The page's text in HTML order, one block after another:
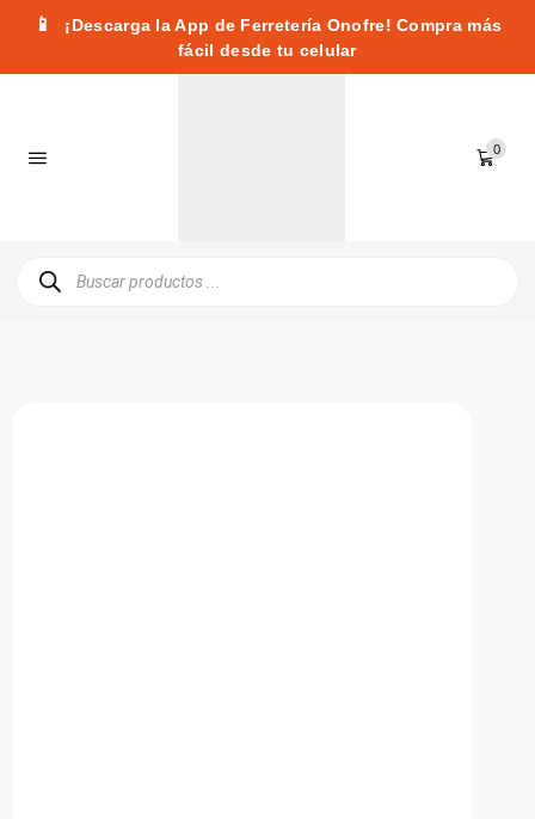
📱
¡Descarga la App de Ferretería Onofre! Compra más
fácil desde tu celular
0